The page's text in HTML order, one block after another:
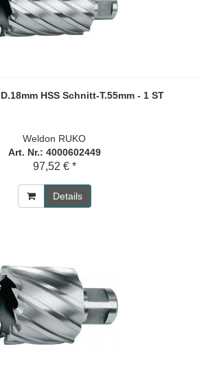
HSS Schnitt-T.55mm - 1 ST
Weldon RUKO
Art. Nr.: 4000602449
97,52 € *
Details